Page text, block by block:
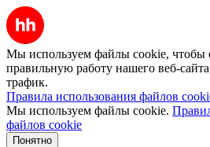
Мы используем файлы cookie, чтобы
правильную работу нашего веб-
трафик.
Правила использования файлов
Мы используем файлы cookie.
файлов cookie
Понятно